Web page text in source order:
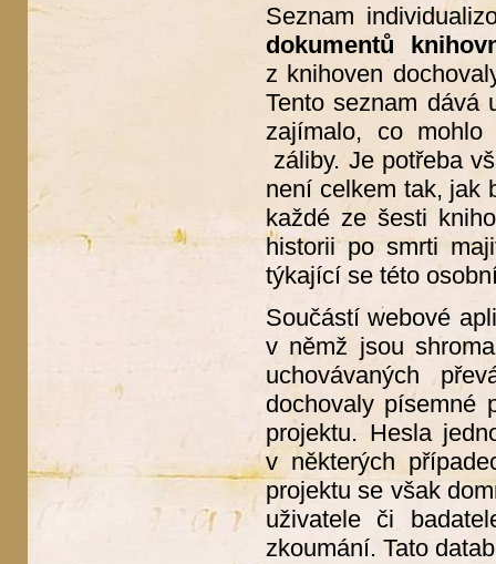
Seznam
dokumentů
z knihoven
Tento seznam dává
zajímalo, co
záliby. Je potřeba
není celkem tak, jak
každé ze šesti
historii po smrti
týkající se této
Součástí webové
v němž jsou
uchovávaných
dochovaly písemné
projektu. Hesla
v některých
projektu se však
uživatele či
zkoumání. Tato